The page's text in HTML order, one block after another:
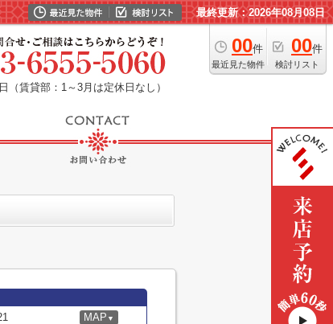
最終更新：2026年08月08日
00件
最近見た物件
00件
検討リスト
（賃貸部：1～3月は定休日なし）
MAP ▼